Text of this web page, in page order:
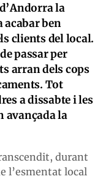
la
acabar ben
clients del local.
passar per
arran dels cops
Tot
a dissabte i les
avançada la
durant
l’esmentat local